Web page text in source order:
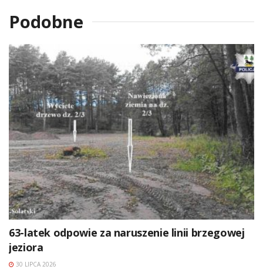
Podobne
63-latek odpowie za naruszenie linii brzegowej
jeziora
30 LIPCA 2026